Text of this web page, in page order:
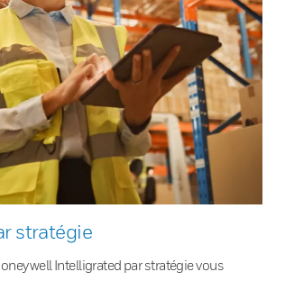
stratégie
Intelligrated par stratégie vous